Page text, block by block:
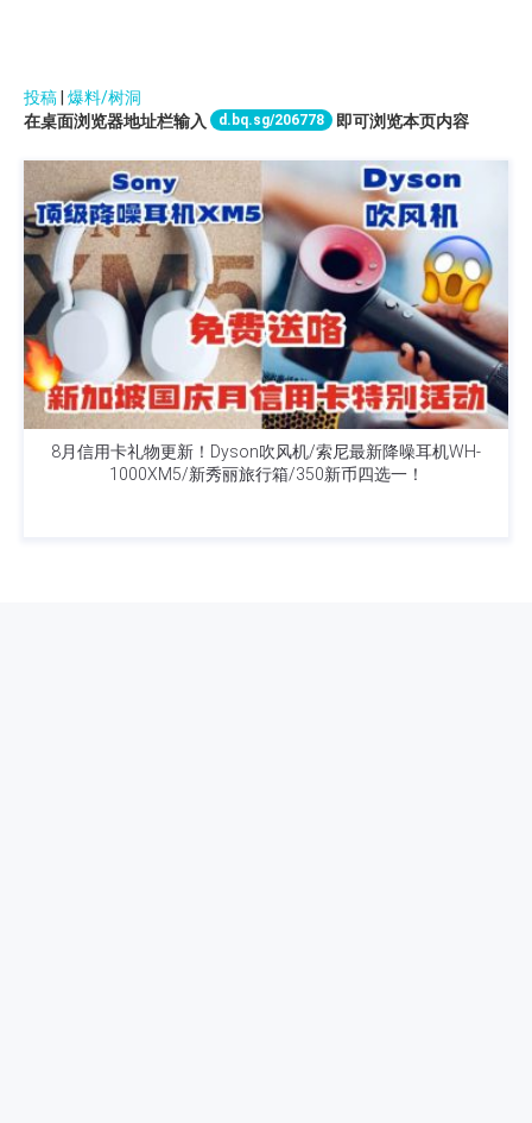
投稿 爆料/树洞
在桌面浏览器地址栏输入
d.bq.sg/206778 即可浏览本页内容
8月信用卡礼物更新！Dyson吹风机/索尼最新降噪耳机WH-
1000XM5/新秀丽旅行箱/350新币四选一！